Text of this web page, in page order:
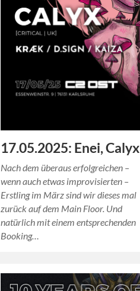
17.05.2025: Enei, Calyx
Nach dem überaus erfolgreichen –
wenn auch etwas improvisierten –
Erstling im März sind wir dieses mal
zurück auf dem Main Floor. Und
natürlich mit einem entsprechenden
Booking…